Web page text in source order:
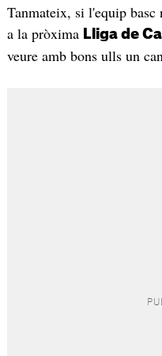
Tanmateix, si l'equip basc
a la pròxima Lliga de
veure amb bons ulls un